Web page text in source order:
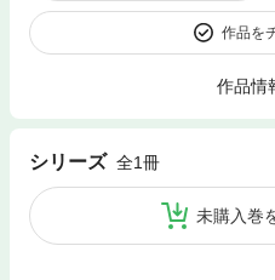
作品を
作品情
シリーズ 全1冊
未購入巻